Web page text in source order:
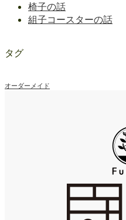
椅子の話
組子コースターの話
タグ
オーダーメイド